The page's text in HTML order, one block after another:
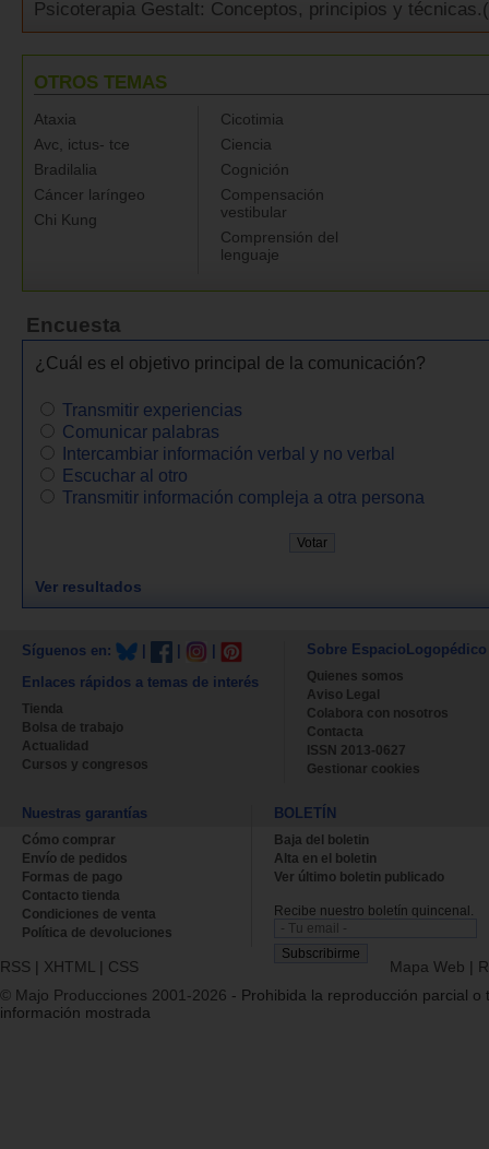
Psicoterapia Gestalt: Conceptos, principios y
OTROS TEMAS
Ataxia
Avc, ictus- tce
Bradilalia
Cáncer laríngeo
Chi Kung
Cicotimia
Ciencia
Cognición
Compensación
vestibular
Comprensión del
lenguaje
Encuesta
¿Cuál es el objetivo principal de la comunicación?
Transmitir experiencias
Comunicar palabras
Intercambiar información verbal y no verbal
Escuchar al otro
Transmitir información compleja a otra persona
Ver resultados
Síguenos en:
Enlaces rápidos a temas de interés
Tienda
Bolsa de trabajo
Actualidad
Cursos y congresos
Sobre EspacioLogopédico
Quienes somos
Aviso Legal
Colabora con nosotros
Contacta
ISSN 2013-0627
Gestionar cookies
Nuestras garantías
Cómo comprar
Envío de pedidos
Formas de pago
Contacto tienda
Condiciones de venta
Política de devoluciones
BOLETÍN
Baja del boletin
Alta en el boletin
Ver último boletin publicado
Recibe nuestro boletín quincenal.
RSS | XHTML | CSS Mapa Web |
© Majo Producciones 2001-2026 - Prohibida la reproducción parcial o
información mostrada